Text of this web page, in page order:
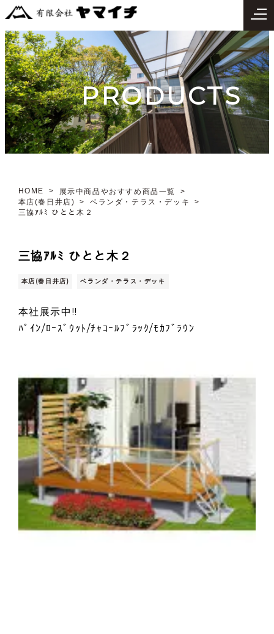
PRODUCTS
HOME
展示中商品やおすすめ商品一覧
本店(春日井店)
ベランダ・テラス・デッキ
三協ｱﾙﾐ ひとと木２
三協ｱﾙﾐ ひとと木２
本店(春日井店) ベランダ・テラス・デッキ
本社展示中!!
ﾊﾟｲﾝ/ﾛｰｽﾞｳｯﾄ/ﾁｬｺｰﾙﾌﾞﾗｯｸ/ﾓｶﾌﾞﾗｳﾝ